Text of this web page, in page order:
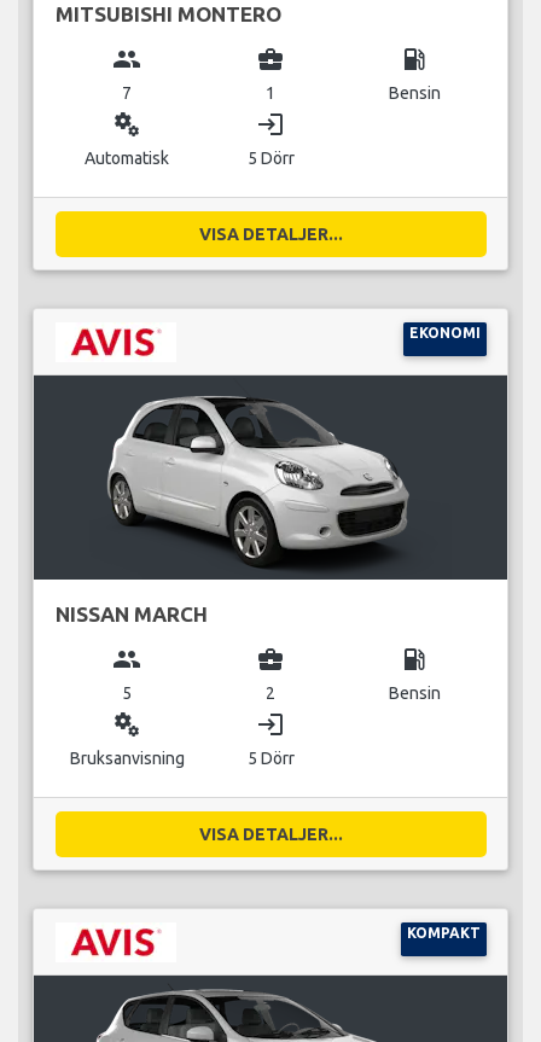
MITSUBISHI MONTERO
group
7
business_center
1
local_gas_station
Bensin
miscellaneous_services
Automatisk
login
5 Dörr
VISA DETALJER...
EKONOMI
NISSAN MARCH
group
5
business_center
2
local_gas_station
Bensin
miscellaneous_services
Bruksanvisning
login
5 Dörr
VISA DETALJER...
KOMPAKT